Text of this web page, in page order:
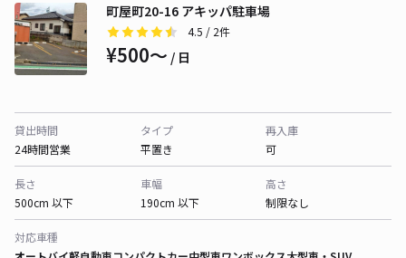
町屋町20-16 アキッパ駐車場
4.5 / 2件
¥500〜 / 日
貸出時間
24時間営業
タイプ
平置き
再入庫
可
長さ
500cm 以下
車幅
190cm 以下
高さ
制限なし
対応車種